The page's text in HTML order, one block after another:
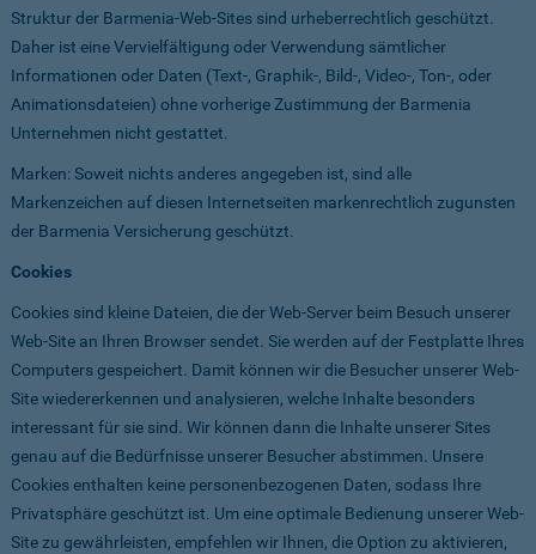
Struktur der Barmenia-Web-Sites sind urheberrechtlich geschützt.
Daher ist eine Vervielfältigung oder Verwendung sämtlicher
Informationen oder Daten (Text-, Graphik-, Bild-, Video-, Ton-, oder
Animationsdateien) ohne vorherige Zustimmung der Barmenia
Unternehmen nicht gestattet.
Marken: Soweit nichts anderes angegeben ist, sind alle
Markenzeichen auf diesen Internetseiten markenrechtlich zugunsten
der Barmenia Versicherung geschützt.
Cookies
Cookies sind kleine Dateien, die der Web-Server beim Besuch unserer
Web-Site an Ihren Browser sendet. Sie werden auf der Festplatte Ihres
Computers gespeichert. Damit können wir die Besucher unserer Web-
Site wiedererkennen und analysieren, welche Inhalte besonders
interessant für sie sind. Wir können dann die Inhalte unserer Sites
genau auf die Bedürfnisse unserer Besucher abstimmen. Unsere
Cookies enthalten keine personenbezogenen Daten, sodass Ihre
Privatsphäre geschützt ist. Um eine optimale Bedienung unserer Web-
Site zu gewährleisten, empfehlen wir Ihnen, die Option zu aktivieren,